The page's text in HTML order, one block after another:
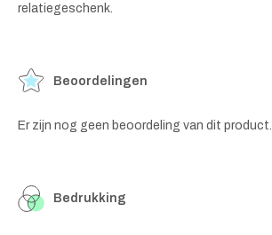
relatiegeschenk.
Beoordelingen
Er zijn nog geen beoordeling van dit product.
Bedrukking